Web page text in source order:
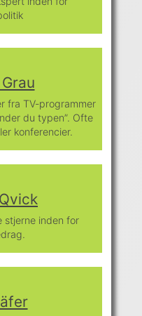
fra TV-programmer
du typen”. Ofte
konferencier.
stjerne inden for